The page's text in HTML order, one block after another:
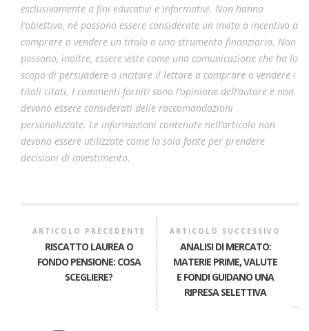
esclusivamente a fini educativi e informativi. Non hanno
l’obiettivo, né possono essere considerate un invito o incentivo a
comprare o vendere un titolo o uno strumento finanziario. Non
possono, inoltre, essere viste come una comunicazione che ha lo
scopo di persuadere o incitare il lettore a comprare o vendere i
titoli citati. I commenti forniti sono l’opinione dell’autore e non
devono essere considerati delle raccomandazioni
personalizzate. Le informazioni contenute nell’articolo non
devono essere utilizzate come la sola fonte per prendere
decisioni di investimento.
ARTICOLO PRECEDENTE
RISCATTO LAUREA O
FONDO PENSIONE: COSA
SCEGLIERE?
ARTICOLO SUCCESSIVO
ANALISI DI MERCATO:
MATERIE PRIME, VALUTE
E FONDI GUIDANO UNA
RIPRESA SELETTIVA